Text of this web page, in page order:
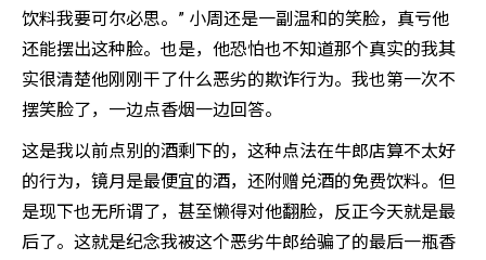
饮料我要可尔必思。” 小周还是一副温和的笑脸，真亏他
还能摆出这种脸。也是，他恐怕也不知道那个真实的我其
实很清楚他刚刚干了什么恶劣的欺诈行为。我也第一次不
摆笑脸了，一边点香烟一边回答。
这是我以前点别的酒剩下的，这种点法在牛郎店算不太好
的行为，镜月是最便宜的酒，还附赠兑酒的免费饮料。但
是现下也无所谓了，甚至懒得对他翻脸，反正今天就是最
后了。这就是纪念我被这个恶劣牛郎给骗了的最后一瓶香